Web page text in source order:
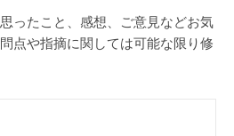
ったこと、感想、ご意見などお気
点や指摘に関しては可能な限り修